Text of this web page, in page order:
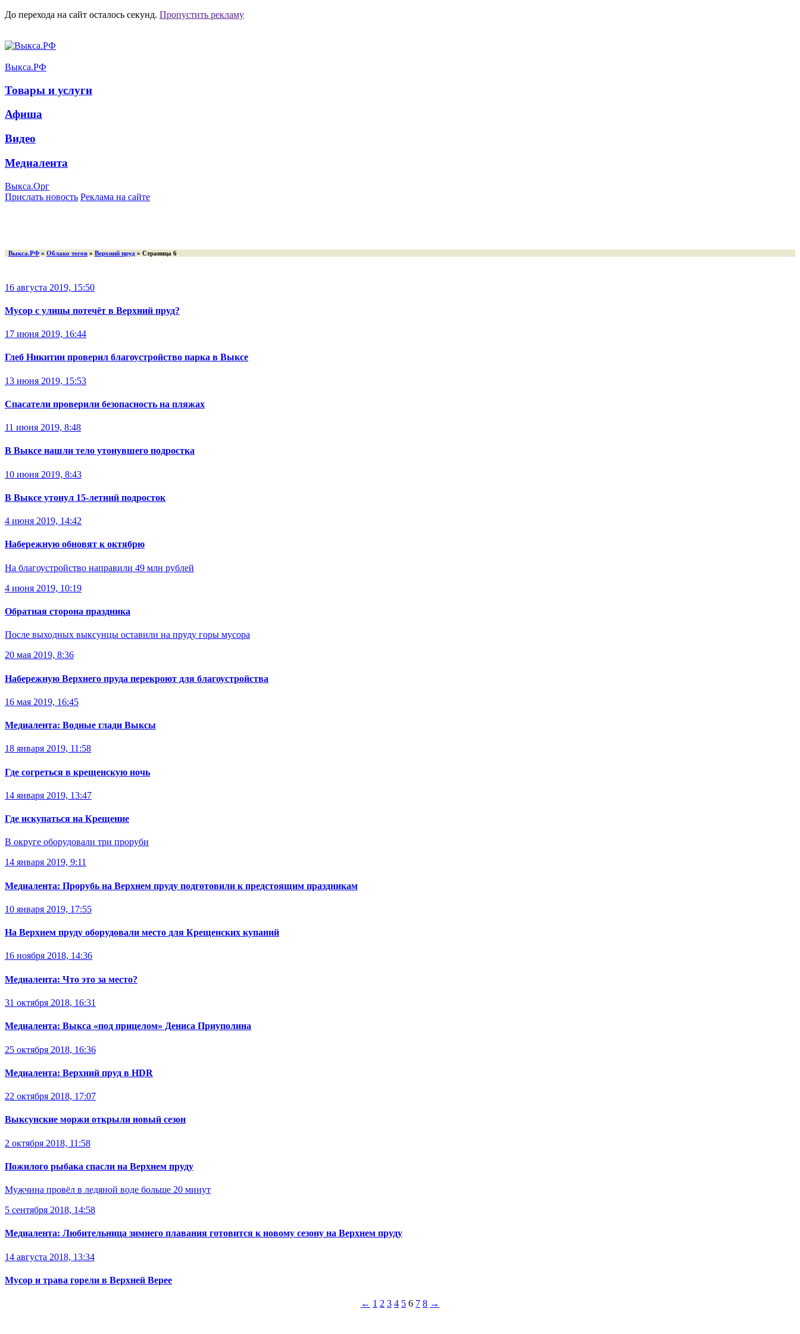
До перехода на сайт осталось секунд. Пропустить рекламу
Выкса.РФ
Товары и услуги
Афиша
Видео
Медиалента
Выкса.Орг
Прислать новость Реклама на сайте
Выкса.РФ » Облако тегов » Верхний пруд » Страница 6
16 августа 2019, 15:50
Мусор с улицы потечёт в Верхний пруд?
17 июня 2019, 16:44
Глеб Никитин проверил благоустройство парка в Выксе
13 июня 2019, 15:53
Спасатели проверили безопасность на пляжах
11 июня 2019, 8:48
В Выксе нашли тело утонувшего подростка
10 июня 2019, 8:43
В Выксе утонул 15-летний подросток
4 июня 2019, 14:42
Набережную обновят к октябрю
На благоустройство направили 49 млн рублей
4 июня 2019, 10:19
Обратная сторона праздника
После выходных выксунцы оставили на пруду горы мусора
20 мая 2019, 8:36
Набережную Верхнего пруда перекроют для благоустройства
16 мая 2019, 16:45
Медиалента: Водные глади Выксы
18 января 2019, 11:58
Где согреться в крещенскую ночь
14 января 2019, 13:47
Где искупаться на Крещение
В округе оборудовали три проруби
14 января 2019, 9:11
Медиалента: Прорубь на Верхнем пруду подготовили к предстоящим праздникам
10 января 2019, 17:55
На Верхнем пруду оборудовали место для Крещенских купаний
16 ноября 2018, 14:36
Медиалента: Что это за место?
31 октября 2018, 16:31
Медиалента: Выкса «под прицелом» Дениса Приуполина
25 октября 2018, 16:36
Медиалента: Верхний пруд в HDR
22 октября 2018, 17:07
Выксунские моржи открыли новый сезон
2 октября 2018, 11:58
Пожилого рыбака спасли на Верхнем пруду
Мужчина провёл в ледяной воде больше 20 минут
5 сентября 2018, 14:58
Медиалента: Любительница зимнего плавания готовится к новому сезону на Верхнем пруду
14 августа 2018, 13:34
Мусор и трава горели в Верхней Верее
← 1 2 3 4 5 6 7 8 →